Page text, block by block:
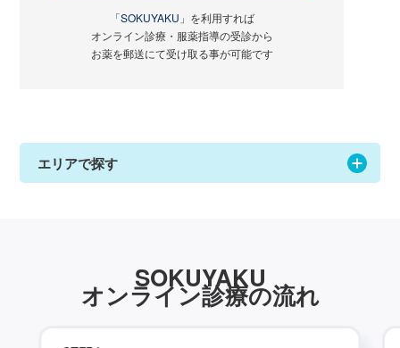
「SOKUYAKU」 を利用すれば
オンライン診療・服薬指導の受診から
お薬を郵送にて受け取る事が可能です
エリアで探す
SOKUYAKU
オンライン診療の流れ